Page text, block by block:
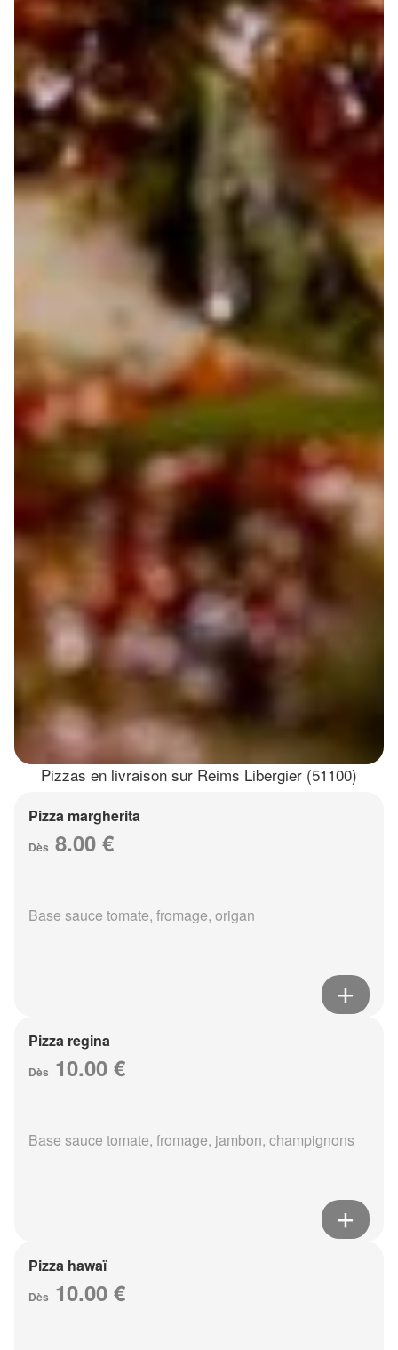
Pizzas en livraison sur Reims Libergier (51100)
Pizza margherita
Dès 8.00 €
Base sauce tomate, fromage, origan
Pizza regina
Dès 10.00 €
Base sauce tomate, fromage, jambon, champignons
Pizza hawaï
Dès 10.00 €